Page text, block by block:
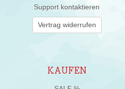
Support kontaktieren
Vertrag widerrufen
KAUFEN